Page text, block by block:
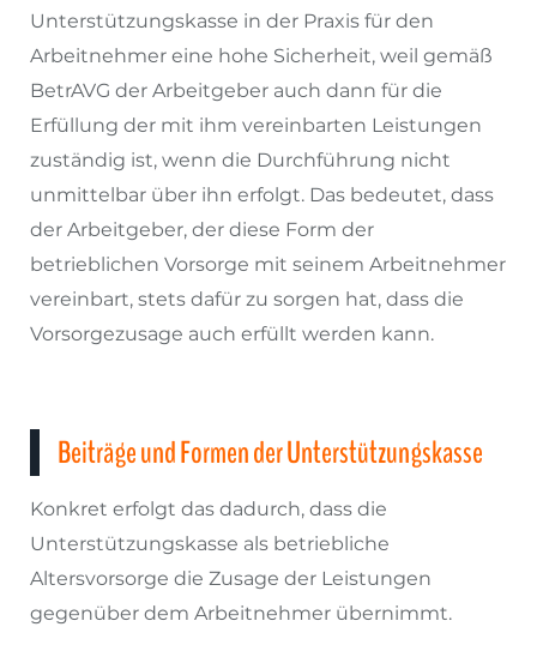
Unterstützungskasse in der Praxis für den
Arbeitnehmer eine hohe Sicherheit, weil gemäß
BetrAVG der Arbeitgeber auch dann für die
Erfüllung der mit ihm vereinbarten Leistungen
zuständig ist, wenn die Durchführung nicht
unmittelbar über ihn erfolgt. Das bedeutet, dass
der Arbeitgeber, der diese Form der
betrieblichen Vorsorge mit seinem Arbeitnehmer
vereinbart, stets dafür zu sorgen hat, dass die
Vorsorgezusage auch erfüllt werden kann.
Beiträge und Formen der Unterstützungskasse
Konkret erfolgt das dadurch, dass die
Unterstützungskasse als betriebliche
Altersvorsorge die Zusage der Leistungen
gegenüber dem Arbeitnehmer übernimmt.